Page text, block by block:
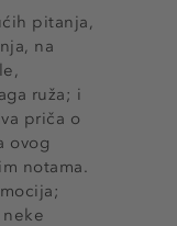
pitanja,
na
ruža; i
priča o
ovog
notama.